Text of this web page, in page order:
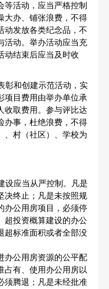
等活动，应当严格控制
大办、铺张浪费，不得
动发放各类纪念品，不
活动。举办活动应当充
动结束后应当及时收
和创建示范活动，实
项目费用由举办单位承
收取费用。参与评比达
办事，杜绝浪费，不得
、村（社区）、学校为
应当从严控制。凡是
决终止；凡是未按照规
办公用房项目，必须停
超投资概算建设的办公
超标准面积或者全部没
办公用房资源的公平配
占有、使用办公用房以
须腾退；凡是未经批准